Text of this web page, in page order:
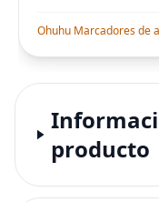
producto